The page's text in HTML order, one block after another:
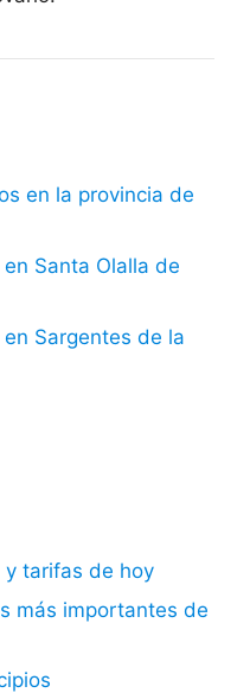
en la provincia de
Santa Olalla de
Sargentes de la
y tarifas de hoy
más importantes de